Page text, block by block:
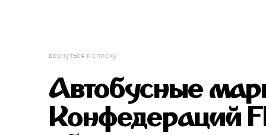
вернуться к списку
Автобусные
Конфедераций